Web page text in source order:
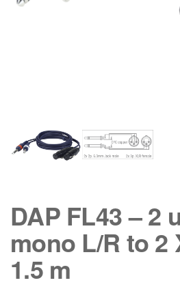
DAP FL43 – 2
mono L/R to 2
1.5 m